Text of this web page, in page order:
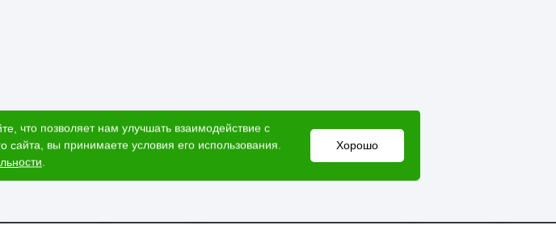
что позволяет нам улучшать взаимодействие с
вы принимаете условия его использования.
.
Хорошо